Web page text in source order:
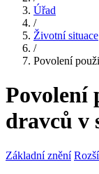
Úřad
/
Životní situace
/
Povolení
Povolení
dravců v
Základní znění